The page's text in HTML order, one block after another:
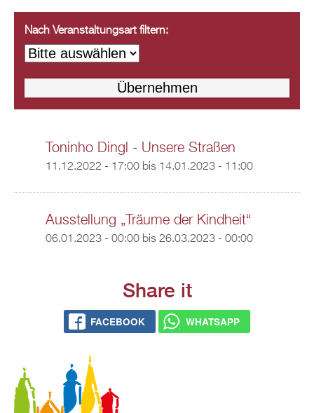
Nach Veranstaltungsart filtern:
Toninho Dingl - Unsere Straßen
11.12.2022 - 17:00bis 14.01.2023 - 11:00
Ausstellung „Träume der Kindheit“
06.01.2023 - 00:00bis 26.03.2023 - 00:00
Share it
FACEBOOK WHATSAPP